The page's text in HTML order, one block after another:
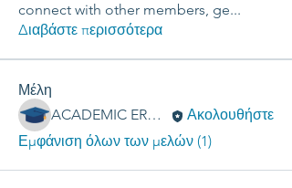
connect with other members, ge...
Διαβάστε περισσότερα
Μέλη
ACADEMIC ERGASIES
Ακολουθήστε
Εμφάνιση όλων των μελών (1)